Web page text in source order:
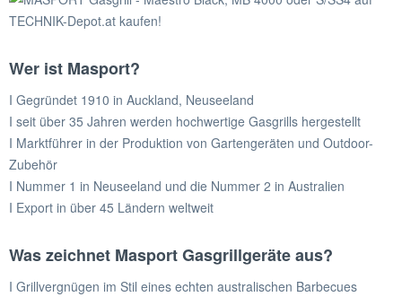
Wer ist Masport?
I Gegründet 1910 in Auckland, Neuseeland
I seit über 35 Jahren werden hochwertige Gasgrills hergestellt
I Marktführer in der Produktion von Gartengeräten und Outdoor-
Zubehör
I Nummer 1 in Neuseeland und die Nummer 2 in Australien
I Export in über 45 Ländern weltweit
Was zeichnet Masport Gasgrillgeräteaus?
I Grillvergnügen im Stil eines echten australischen Barbecues